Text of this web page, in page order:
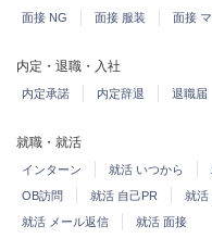
面接 NG 面接 服装 面接
内定・退職・入社
内定承諾 内定辞退 退職届
就職・就活
インターン 就活 いつから
OB訪問
就活 自己PR 就活
就活 メール返信
就活 面接